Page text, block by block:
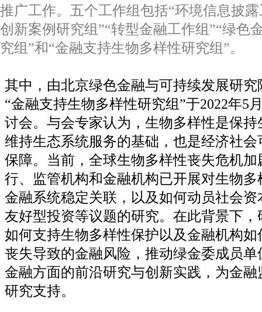
推广工作。五个工作组包括“环境信息披
创新案例研究组”“转型金融工作组”“绿色
究组”和“金融支持生物多样性研究组”。
其中，由北京绿色金融与可持续发展研究
“金融支持生物多样性研究组”于2022年5
讨会。与会专家认为，生物多样性是保
维持生态系统服务的基础，也是经济社
保障。当前，全球生物多样性丧失危机
行、监管机构和金融机构已开展对生物
金融系统稳定关联，以及如何动员社会
友好型投资等议题的研究。在此背景下
如何支持生物多样性保护以及金融机构
丧失导致的金融风险，推动绿金委成员
金融方面的前沿研究与创新实践，为金
研究支持。